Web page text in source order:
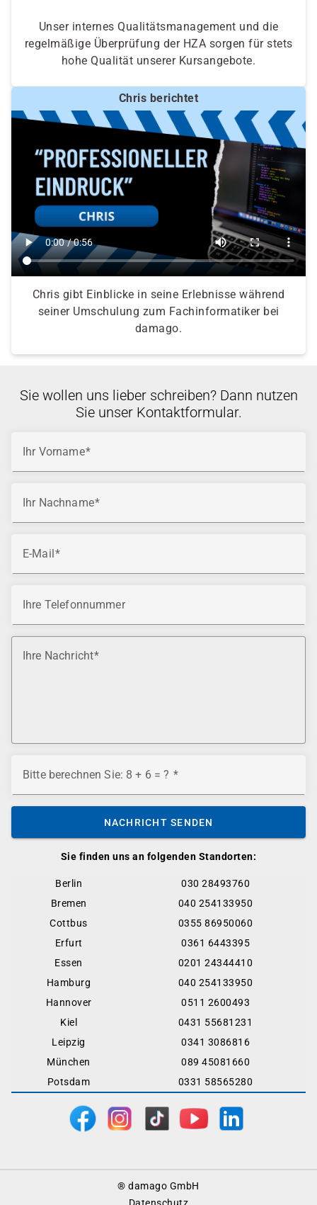
Unser internes Qualitätsmanagement und die
regelmäßige Überprüfung der HZA sorgen für stets
hohe Qualität unserer Kursangebote.
Chris berichtet
Chris gibt Einblicke in seine Erlebnisse während
seiner Umschulung zum Fachinformatiker bei
damago.
Sie finden uns an folgenden Standorten:
Berlin
030 28493760
Bremen
040 254133950
Cottbus
0355 86950060
Erfurt
0361 6443395
Essen
0201 24344410
Hamburg
040 254133950
Hannover
0511 2600493
Kiel
0431 55681231
Leipzig
0341 3086816
München
089 45081660
Potsdam
0331 58565280
Sie wollen uns lieber schreiben? Dann nutzen
Sie unser Kontaktformular.
Ihr Vorname
Ihr Nachname
E-Mail
Ihre Telefonnummer
Ihre Nachricht
Bitte berechnen Sie: 8 + 6 = ?
NACHRICHT SENDEN
® damago GmbH